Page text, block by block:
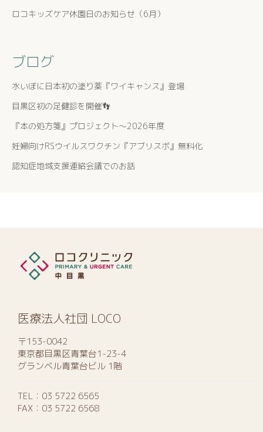
ロコキッズケア休園日のお知らせ（6月）
ブログ
水いぼに日本初の塗り薬『ワイキャンス』登場
目黒区初の足健診を開催👣
『本の処方箋』プロジェクト〜2026年度
妊婦向けRSウイルスワクチン『アブリスボ』無料化
認知症地域支援連絡会議でのお話
医療法人社団 LOCO
〒153-0042
東京都目黒区青葉台1-23-4
グランベル青葉台ビル 1階
TEL： 03 5722 6565
FAX：03 5722 6568